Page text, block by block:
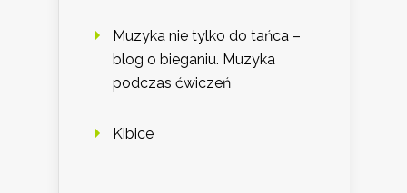
Muzyka nie tylko do tańca –
blog o bieganiu. Muzyka
podczas ćwiczeń
Kibice